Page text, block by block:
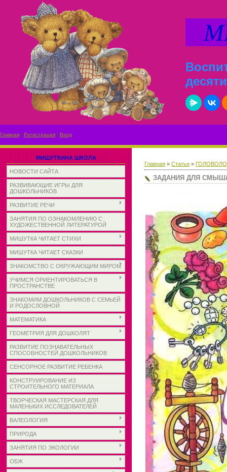
Главная | Регистрация | Вход
МИШУТКИНА ШКОЛА
НОВОСТИ САЙТА
РАЗВИВАЮЩИЕ ИГРЫ ДЛЯ
ДОШКОЛЬНИКОВ
РАЗВИТИЕ РЕЧИ
ЗАНЯТИЯ ПО ОЗНАКОМЛЕНИЮ С
ХУДОЖЕСТВЕННОЙ ЛИТЕРАТУРОЙ
МИШУТКА ЧИТАЕТ СТИХИ
МИШУТКА ЧИТАЕТ СКАЗКИ
ЗНАКОМСТВО С ОКРУЖАЮЩИМ МИРОМ
УЧИМСЯ ОРИЕНТИРОВАТЬСЯ В
ПРОСТРАНСТВЕ
ЗНАКОМИМ ДОШКОЛЬНИКОВ С СЕМЬЕЙ
И РОДОСЛОВНОЙ
МАТЕМАТИКА
ГЕОМЕТРИЯ ДЛЯ ДОШКОЛЯТ
РАЗВИТИЕ ПОЗНАВАТЕЛЬНЫХ
СПОСОБНОСТЕЙ ДОШКОЛЬНИКОВ
СЕНСОРНОЕ РАЗВИТИЕ РЕБЕНКА
КОНСТРУИРОВАНИЕ ИЗ
СТРОИТЕЛЬНОГО МАТЕРИАЛА
ТВОРЧЕСКАЯ МАСТЕРСКАЯ ДЛЯ
МАЛЕНЬКИХ ИССЛЕДОВАТЕЛЕЙ
ВАЛЕОЛОГИЯ
ПРИРОДА
ЗАНЯТИЯ ПО ЭКОЛОГИИ
ОБЖ
Главная » Статьи »
ЗАДАНИЯ ДЛЯ